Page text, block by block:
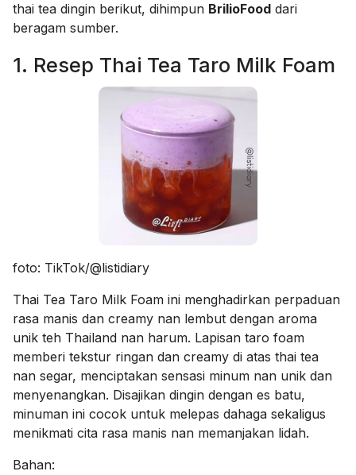
thai tea dingin berikut, dihimpun BrilioFood dari
beragam sumber.
1. Resep Thai Tea Taro Milk Foam
foto: TikTok/@listidiary
Thai Tea Taro Milk Foam ini menghadirkan perpaduan
rasa manis dan creamy nan lembut dengan aroma
unik teh Thailand nan harum. Lapisan taro foam
memberi tekstur ringan dan creamy di atas thai tea
nan segar, menciptakan sensasi minum nan unik dan
menyenangkan. Disajikan dingin dengan es batu,
minuman ini cocok untuk melepas dahaga sekaligus
menikmati cita rasa manis nan memanjakan lidah.
Bahan: